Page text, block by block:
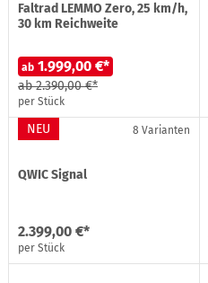
Faltrad LEMMO Zero, 25 km/h,
30 km Reichweite
ab 1.999,00 €*
ab2.390,00 €*
per Stück
8 Varianten
NEU
QWIC Signal
2.399,00 €*
per Stück